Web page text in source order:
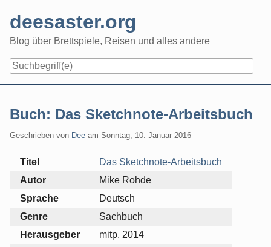
content
deesaster.org
Blog über Brettspiele, Reisen und alles andere
Buch: Das Sketchnote-Arbeitsbuch
Geschrieben von Dee am Sonntag, 10. Januar 2016
Titel
Das Sketchnote-Arbeitsbuch
Autor
Mike Rohde
Sprache
Deutsch
Genre
Sachbuch
Herausgeber
mitp, 2014